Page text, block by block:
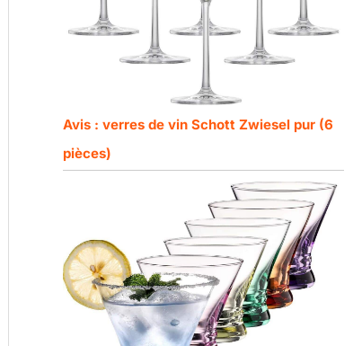
Avis : verres de vin Schott Zwiesel pur (6
pièces)